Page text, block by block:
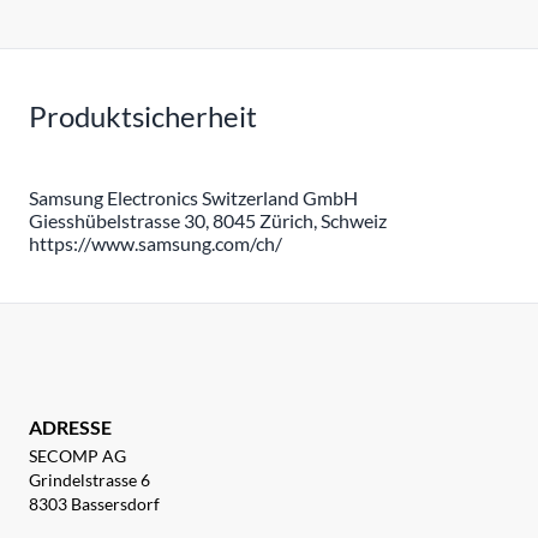
Produktsicherheit
Samsung Electronics Switzerland GmbH
Giesshübelstrasse 30, 8045 Zürich, Schweiz
https://www.samsung.com/ch/
ADRESSE
SECOMP AG
Grindelstrasse 6
8303 Bassersdorf